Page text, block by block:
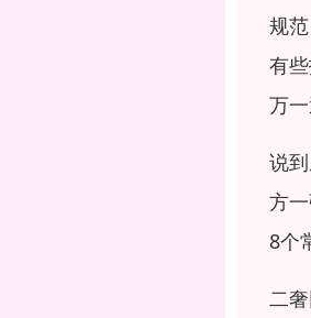
规
有
万
说
方
8个
二